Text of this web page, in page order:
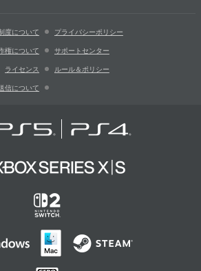
度について プライバシーポリシー
権について サポートセンター
ライセンス ルール＆ポリシー
信について